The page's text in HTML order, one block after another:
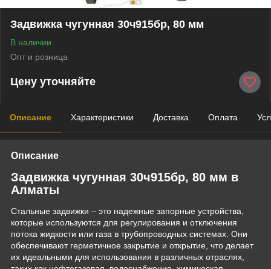
Задвижка чугунная 30ч915бр, 80 мм
В наличии
Опт и розница
Цену уточняйте
Описание Характеристики Доставка Оплата
Описание
Задвижка чугунная 30ч915бр, 80 мм в
Алматы
Стальные задвижки – это надежные запорные устройства,
которые используются для регулирования и отключения
потока жидкости или газа в трубопроводных системах. Они
обеспечивают герметичное закрытие и открытие, что делает
их идеальными для использования в различных отраслях,